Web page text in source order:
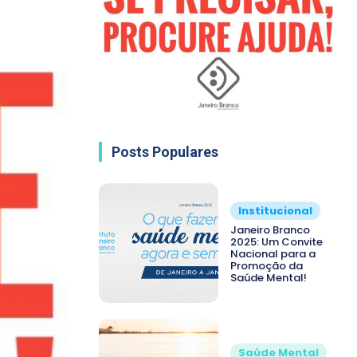
Posts Populares
Institucional
Janeiro Branco
2025: Um Convite
Nacional para a
Promoção da
Saúde Mental!
Saúde Mental